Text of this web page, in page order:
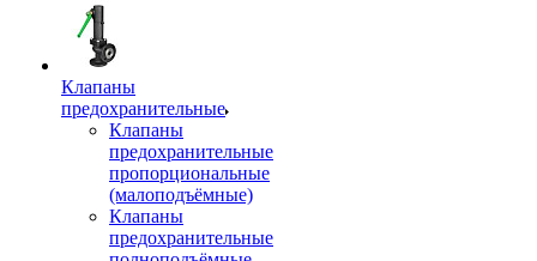
Клапаны
предохранительные
Клапаны
предохранительные
пропорциональные
(малоподъёмные)
Клапаны
предохранительные